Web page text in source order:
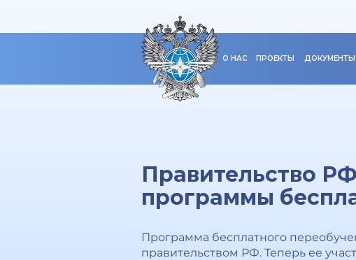
О НАС ПРОЕКТЫ ДОКУМЕНТЫ
Правительство
программы
Программа бесплатного
правительством РФ. Теперь ее